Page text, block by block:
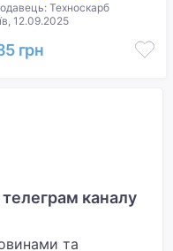
Техноскарб
12.09.2025
грн
каналу
та